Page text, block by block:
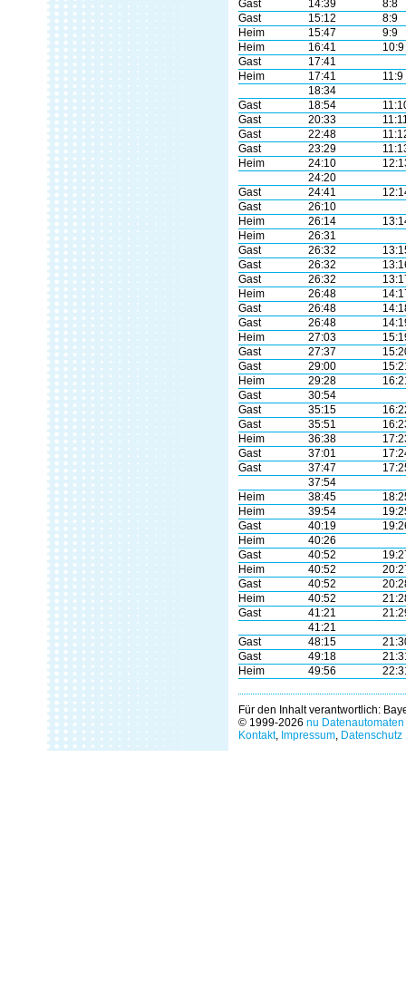
Gast
14:39
8:8
Gast
15:12
8:9
Heim
15:47
9:9
Heim
16:41
10:9
Gast
17:41
Heim
17:41
11:9
18:34
Gast
18:54
Gast
20:33
Gast
22:48
Gast
23:29
Heim
24:10
24:20
Gast
24:41
Gast
26:10
Heim
26:14
Heim
26:31
Gast
26:32
Gast
26:32
Gast
26:32
Heim
26:48
Gast
26:48
Gast
26:48
Heim
27:03
Gast
27:37
Gast
29:00
Heim
29:28
Gast
30:54
Gast
35:15
Gast
35:51
Heim
36:38
Gast
37:01
Gast
37:47
37:54
Heim
38:45
Heim
39:54
Gast
40:19
Heim
40:26
Gast
40:52
Heim
40:52
Gast
40:52
Heim
40:52
Gast
41:21
41:21
Gast
48:15
Gast
49:18
Heim
49:56
Für den Inhalt verantwortlich:
© 1999-2026 nu
Kontakt, Impressum, Datenschutz